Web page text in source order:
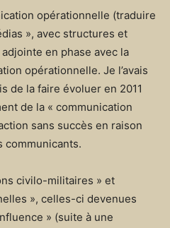
opérationnelle (traduire
», avec structures et
en phase avec la
opérationnelle. Je l’avais
de la faire évoluer en 2011
de la « communication
sans succès en raison
communicants.
civilo-militaires » et
», celles-ci devenues
» (suite à une